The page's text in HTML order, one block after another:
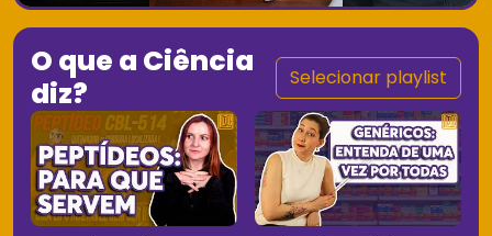
O que a Ciência
diz?
Selecionar playlist